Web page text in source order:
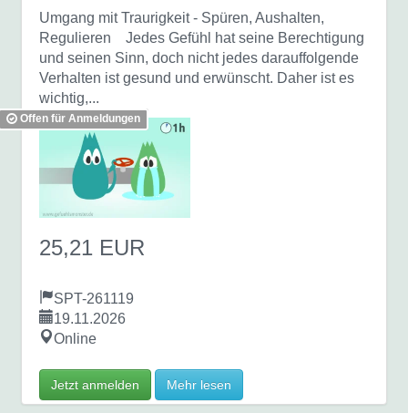
Umgang mit Traurigkeit - Spüren, Aushalten,
Regulieren Jedes Gefühl hat seine Berechtigung
und seinen Sinn, doch nicht jedes darauffolgende
Verhalten ist gesund und erwünscht. Daher ist es
wichtig,...
Offen für Anmeldungen
25,21 EUR
SPT-261119
19.11.2026
Online
Jetzt anmelden Mehr lesen